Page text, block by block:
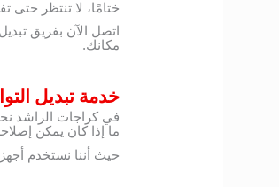
ختامًا، لا تنتظر حتى
اتصل الآن بفريق
مكانك.
خدمة تبديل
في كراجات الراشد
ما إذا كان يمكن
حيث أننا نستخدم